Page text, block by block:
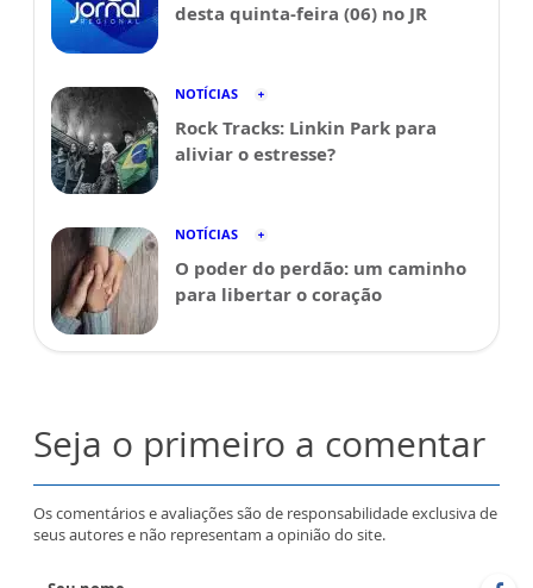
desta quinta-feira (06) no JR
NOTÍCIAS
Rock Tracks: Linkin Park para
aliviar o estresse?
NOTÍCIAS
O poder do perdão: um caminho
para libertar o coração
Seja o primeiro a comentar
Os comentários e avaliações são de responsabilidade exclusiva de
seus autores e não representam a opinião do site.